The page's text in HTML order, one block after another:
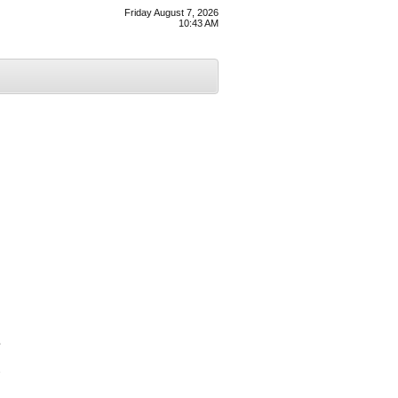
Friday August 7, 2026
10:43 AM